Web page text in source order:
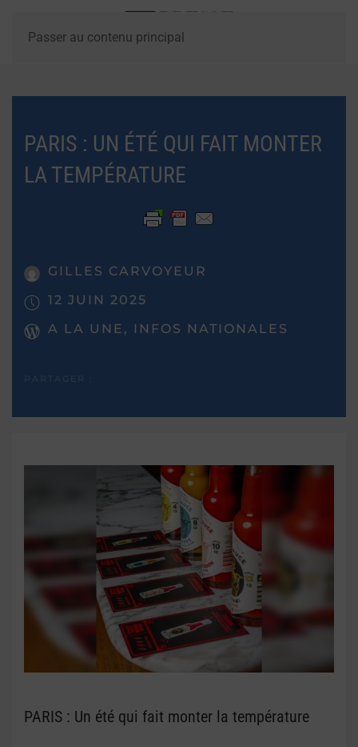
Passer au contenu principal
PARIS : UN ÉTÉ QUI FAIT MONTER
LA TEMPÉRATURE
GILLES CARVOYEUR
12 JUIN 2025
A LA UNE, INFOS NATIONALES
PARIS : Un été qui fait monter la température